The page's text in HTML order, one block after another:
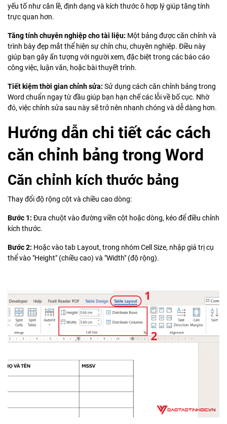
yếu tố như căn lề, định dạng và kích thước ô hợp lý giúp tăng tính
trực quan hơn.
Tăng tính chuyên nghiệp cho tài liệu: Một bảng được căn chỉnh và
trình bày đẹp mắt thể hiện sự chỉn chu, chuyên nghiệp. Điều này
giúp bạn gây ấn tượng với người xem, đặc biệt trong các báo cáo
công việc, luận văn, hoặc bài thuyết trình.
Tiết kiệm thời gian chỉnh sửa: Sử dụng cách căn chỉnh bảng trong
Word chuẩn ngay từ đầu giúp bạn hạn chế các lỗi về bố cục. Nhờ
đó, việc chỉnh sửa sau này sẽ trở nên nhanh chóng và dễ dàng hơn.
Hướng dẫn chi tiết các cách
căn chỉnh bảng trong Word
Căn chỉnh kích thước bảng
Thay đổi độ rộng cột và chiều cao dòng:
Bước 1: Đưa chuột vào đường viền cột hoặc dòng, kéo để điều chỉnh
kích thước.
Bước 2: Hoặc vào tab Layout, trong nhóm Cell Size, nhập giá trị cụ
thể vào "Height" (chiều cao) và "Width" (độ rộng).